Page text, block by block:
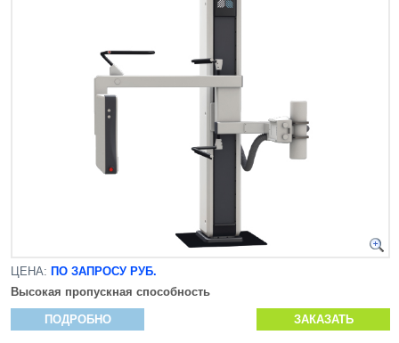
ЦЕНА: ПО ЗАПРОСУ РУБ.
Высокая пропускная способность
ПОДРОБНО ЗАКАЗАТЬ